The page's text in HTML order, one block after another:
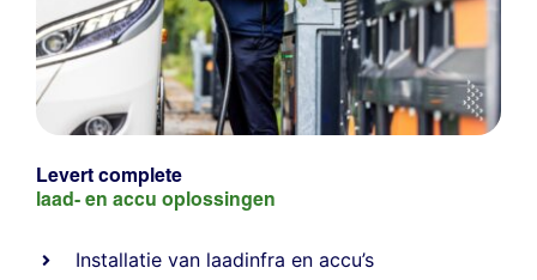
Levert complete
laad- en accu oplossingen
Installatie van laadinfra en accu’s